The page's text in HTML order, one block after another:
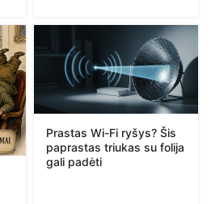
Prastas Wi-Fi ryšys? Šis
paprastas triukas su folija
gali padėti